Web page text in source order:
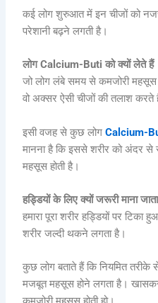
कई लोग शुरुआत में इन चीजों को
परेशानी बढ़ने लगती है।
लोग Calcium-Buti को क्यों लेते हैं
जो लोग लंबे समय से कमजोरी महसूस
वो अक्सर ऐसी चीजों की तलाश करते
इसी वजह से कुछ लोगCalcium-
मानना है कि इससे शरीर को अंदर से
महसूस होती है।
हड्डियों के लिए क्यों जरूरी माना
हमारा पूरा शरीर हड्डियों पर
शरीर जल्दी थकने लगता है।
कुछ लोग बताते हैं कि नियमित तरीके
मजबूत महसूस होने लगता है।